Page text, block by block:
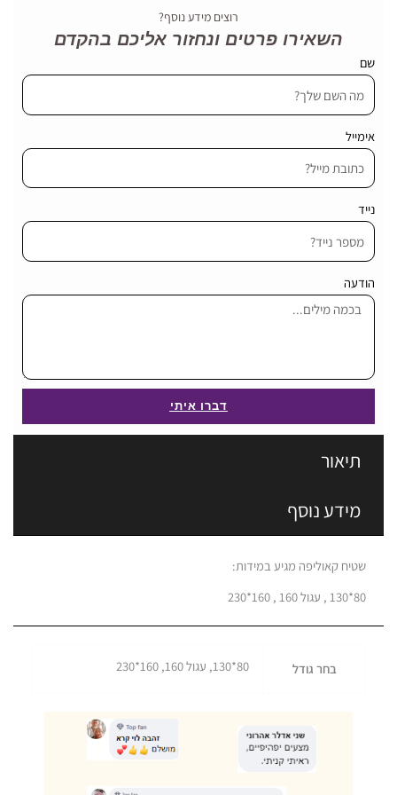
רוצים מידע נוסף?
השאירו פרטים ונחזור אליכם בהקדם
שם
אימייל
נייד
הודעה
דברו איתי
תיאור
מידע נוסף
שטיח קאוליפה מגיע במידות:
80*130 , עגול 160 , 160*230
בחר גודל 80*130, עגול 160, 160*230